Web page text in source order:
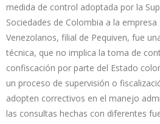
medida de control adoptada por la
Sociedades de Colombia a la
Venezolanos, filial de Pequiven, fue
técnica, que no implica la toma de
confiscación por parte del Estado
un proceso de supervisión o
adopten correctivos en el manejo
las consultas hechas con diferentes